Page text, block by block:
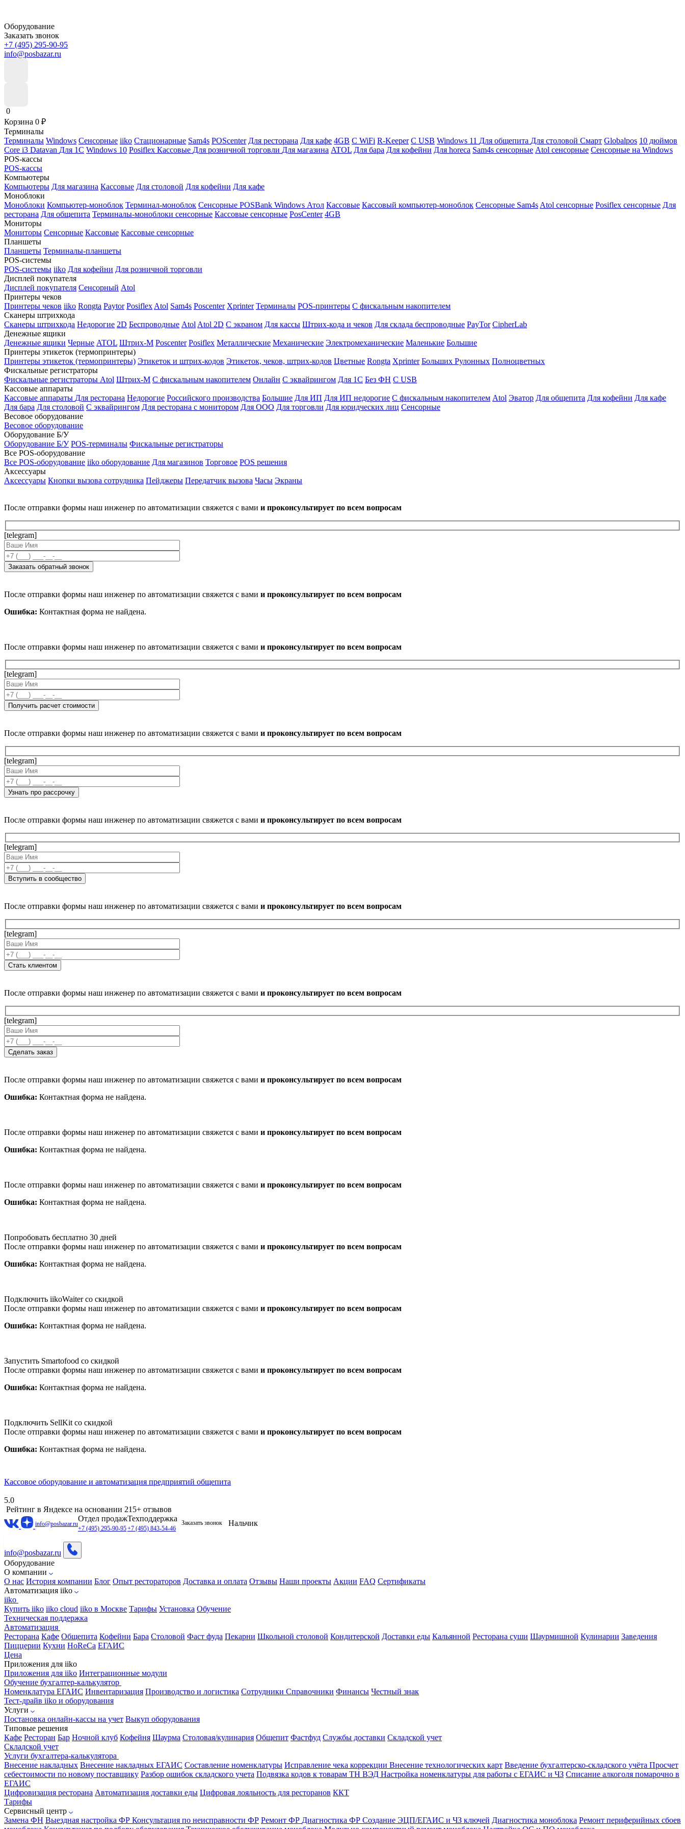
Оборудование
Заказать звонок
+7 (495) 295-90-95
info@posbazar.ru
0
Корзина 0 ₽
Терминалы
Терминалы Windows Сенсорные iiko Стационарные Sam4s POScenter Для ресторана Для кафе 4GB С WiFi R-Keeper С USB Windows 11 Для общепита Для столовой Смарт Globalpos 10 дюймов
Core i3 Datavan Для 1С Windows 10 Posiflex Кассовые Для розничной торговли Для магазина ATOL Для бара Для кофейни Для horeca Sam4s сенсорные Atol сенсорные Сенсорные на Windows
POS-кассы
POS-кассы
Компьютеры
Компьютеры Для магазина Кассовые Для столовой Для кофейни Для кафе
Моноблоки
Моноблоки Компьютер-моноблок Терминал-моноблок Сенсорные POSBank Windows Атол Кассовые Кассовый компьютер-моноблок Сенсорные Sam4s Atol сенсорные Posiflex сенсорные Для
ресторана Для общепита Терминалы-моноблоки сенсорные Кассовые сенсорные PosCenter 4GB
Мониторы
Мониторы Сенсорные Кассовые Кассовые сенсорные
Планшеты
Планшеты Терминалы-планшеты
POS-системы
POS-системы iiko Для кофейни Для розничной торговли
Дисплей покупателя
Дисплей покупателя Сенсорный Atol
Принтеры чеков
Принтеры чеков iiko Rongta Paytor Posiflex Atol Sam4s Poscenter Xprinter Терминалы POS-принтеры С фискальным накопителем
Сканеры штрихкода
Сканеры штрихкода Недорогие 2D Беспроводные Atol Atol 2D С экраном Для кассы Штрих-кода и чеков Для склада беспроводные PayTor CipherLab
Денежные ящики
Денежные ящики Черные ATOL Штрих-М Poscenter Posiflex Металлические Механические Электромеханические Маленькие Большие
Принтеры этикеток (термопринтеры)
Принтеры этикеток (термопринтеры) Этикеток и штрих-кодов Этикеток, чеков, штрих-кодов Цветные Rongta Xprinter Больших Рулонных Полноцветных
Фискальные регистраторы
Фискальные регистраторы Atol Штрих-М С фискальным накопителем Онлайн С эквайрингом Для 1С Без ФН С USB
Кассовые аппараты
Кассовые аппараты Для ресторана Недорогие Российского производства Большие Для ИП Для ИП недорогие С фискальным накопителем Atol Эватор Для общепита Для кофейни Для кафе
Для бара Для столовой С эквайрингом Для ресторана с монитором Для ООО Для торговли Для юридческих лиц Сенсорные
Весовое оборудование
Весовое оборудование
Оборудование Б/У
Оборудование Б/У POS-терминалы Фискальные регистраторы
Все POS-оборудование
Все POS-оборудование iiko оборудование Для магазинов Торговое POS решения
Аксессуары
Аксессуары Кнопки вызова сотрудника Пейджеры Передатчик вызова Часы Экраны
После отправки формы наш инженер по автоматизации свяжется с вами и проконсультирует по всем вопросам
[telegram]
После отправки формы наш инженер по автоматизации свяжется с вами и проконсультирует по всем вопросам
Ошибка: Контактная форма не найдена.
После отправки формы наш инженер по автоматизации свяжется с вами и проконсультирует по всем вопросам
[telegram]
После отправки формы наш инженер по автоматизации свяжется с вами и проконсультирует по всем вопросам
[telegram]
После отправки формы наш инженер по автоматизации свяжется с вами и проконсультирует по всем вопросам
[telegram]
После отправки формы наш инженер по автоматизации свяжется с вами и проконсультирует по всем вопросам
[telegram]
После отправки формы наш инженер по автоматизации свяжется с вами и проконсультирует по всем вопросам
[telegram]
После отправки формы наш инженер по автоматизации свяжется с вами и проконсультирует по всем вопросам
Ошибка: Контактная форма не найдена.
После отправки формы наш инженер по автоматизации свяжется с вами и проконсультирует по всем вопросам
Ошибка: Контактная форма не найдена.
После отправки формы наш инженер по автоматизации свяжется с вами и проконсультирует по всем вопросам
Ошибка: Контактная форма не найдена.
Попробовать бесплатно 30 дней
После отправки формы наш инженер по автоматизации свяжется с вами и проконсультирует по всем вопросам
Ошибка: Контактная форма не найдена.
Подключить iikoWaiter со скидкой
После отправки формы наш инженер по автоматизации свяжется с вами и проконсультирует по всем вопросам
Ошибка: Контактная форма не найдена.
Запустить Smartofood со скидкой
После отправки формы наш инженер по автоматизации свяжется с вами и проконсультирует по всем вопросам
Ошибка: Контактная форма не найдена.
Подключить SellKit со скидкой
После отправки формы наш инженер по автоматизации свяжется с вами и проконсультирует по всем вопросам
Ошибка: Контактная форма не найдена.
Кассовое оборудование и автоматизация предприятий общепита
5.0
Рейтинг в Яндексе на основании 215+ отзывов
info@posbazar.ru
Отдел продаж
+7 (495) 295-90-95
Техподдержка
+7 (495) 843-54-46
Заказать звонок Нальчик
info@posbazar.ru
Оборудование
О компании
О нас История компании Блог Опыт рестораторов Доставка и оплата Отзывы Наши проекты Акции FAQ Сертификаты
Автоматизация iiko
iiko
Купить iiko iiko cloud iiko в Москве Тарифы Установка Обучение
Техническая поддержка
Автоматизация
Ресторана Кафе Общепита Кофейни Бара Столовой Фаст фуда Пекарни Школьной столовой Кондитерской Доставки еды Кальянной Ресторана суши Шаурмишной Кулинарии Заведения
Пиццерии Кухни HoReCa ЕГАИС
Цена
Приложения для iiko
Приложения для iiko Интеграционные модули
Обучение бухгалтер-калькулятор
Номенклатура ЕГАИС Инвентаризация Производство и логистика Сотрудники Справочники Финансы Честный знак
Тест-драйв iiko и оборудования
Услуги
Постановка онлайн-кассы на учет Выкуп оборудования
Типовые решения
Кафе Ресторан Бар Ночной клуб Кофейня Шаурма Столовая/кулинария Общепит Фастфуд Службы доставки Складской учет
Складской учет
Услуги бухгалтера-калькулятора
Внесение накладных Внесение накладных ЕГАИС Составление номенклатуры Исправление чека коррекции Внесение технологических карт Введение бухгалтерско-складского учёта Просчет
себестоимости по новому поставщику Разбор ошибок складского учета Подвязка кодов к товарам ТН ВЭД Настройка номенклатуры для работы с ЕГАИС и ЧЗ Списание алкоголя помарочно в
ЕГАИС
Цифровизация ресторана Автоматизация доставки еды Цифровая лояльность для ресторанов ККТ
Тарифы
Сервисный центр
Замена ФН Выездная настройка ФР Консультация по неисправности ФР Ремонт ФР Диагностика ФР Создание ЭЦП/ЕГАИС и ЧЗ ключей Диагностика моноблока Ремонт периферийных сбоев